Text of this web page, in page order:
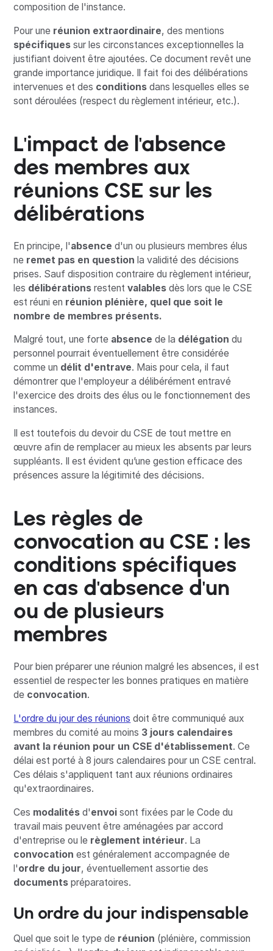
composition de l'instance.
Pour une réunion extraordinaire, des mentions
spécifiques sur les circonstances exceptionnelles la
justifiant doivent être ajoutées. Ce document revêt une
grande importance juridique. Il fait foi des délibérations
intervenues et des conditions dans lesquelles elles se
sont déroulées (respect du règlement intérieur, etc.).
L'impact de l'absence
des membres aux
réunions CSE sur les
délibérations
En principe, l'absence d'un ou plusieurs membres élus
ne remet pas en question la validité des décisions
prises. Sauf disposition contraire du règlement intérieur,
les délibérations restentvalables dès lors que le CSE
est réuni en réunion plénière, quel que soit le
nombre de membres présents.
Malgré tout, une forte absence de la délégation du
personnel pourrait éventuellement être considérée
comme un délit d'entrave. Mais pour cela, il faut
démontrer que l'employeur a délibérément entravé
l'exercice des droits des élus ou le fonctionnement des
instances.
Il est toutefois du devoir du CSE de tout mettre en
œuvre afin de remplacer au mieux les absents par leurs
suppléants. Il est évident qu’une gestion efficace des
présences assure la légitimité des décisions.
Les règles de
convocation au CSE : les
conditions spécifiques
en cas d'absence d'un
ou de plusieurs
membres
Pour bien préparer une réunion malgré les absences, il est
essentiel de respecter les bonnes pratiques en matière
de convocation.
L'ordre du jour des réunions doit être communiqué aux
membres du comité au moins 3 jours calendaires
avant la réunion pour un CSE d'établissement. Ce
délai est porté à 8 jours calendaires pour un CSE central.
Ces délais s'appliquent tant aux réunions ordinaires
qu'extraordinaires.
Ces modalités d'envoi sont fixées par le Code du
travail mais peuvent être aménagées par accord
d'entreprise ou le règlement intérieur. La
convocation est généralement accompagnée de
l'ordre du jour, éventuellement assortie des
documents préparatoires.
Un ordre du jour indispensable
Quel que soit le type de réunion (plénière, commission